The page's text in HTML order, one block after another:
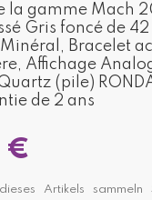
la gamme Mach
Gris foncé de
Bracelet
Affichage
(pile)
de 2 ans
€
Artikels sammeln